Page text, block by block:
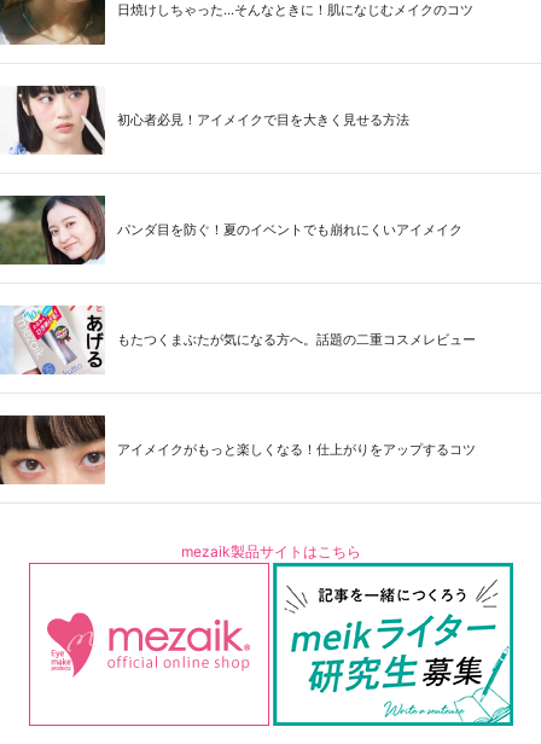
日焼けしちゃった...そんなときに！肌になじむメイクのコツ
初心者必見！アイメイクで目を大きく見せる方法
パンダ目を防ぐ！夏のイベントでも崩れにくいアイメイク
もたつくまぶたが気になる方へ。話題の二重コスメレビュー
アイメイクがもっと楽しくなる！仕上がりをアップするコツ
mezaik製品サイトはこちら